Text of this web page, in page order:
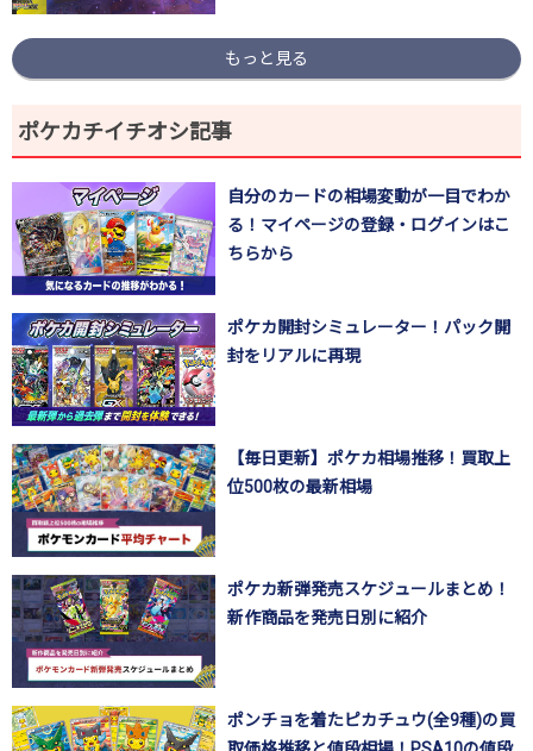
もっと見る
ポケカチイチオシ記事
自分のカードの相場変動が一目でわか
る！マイページの登録・ログインはこ
ちらから
ポケカ開封シミュレーター！パック開
封をリアルに再現
【毎日更新】ポケカ相場推移！買取上
位500枚の最新相場
ポケカ新弾発売スケジュールまとめ！
新作商品を発売日別に紹介
ポンチョを着たピカチュウ(全9種)の買